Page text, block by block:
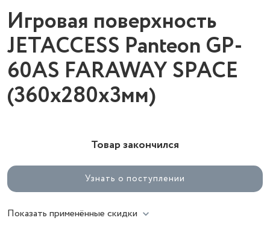
Игровая поверхность
JETACCESS Panteon GP-
60AS FARAWAY SPACE
(360x280x3мм)
Товар закончился
Узнать о поступлении
Показать применённые скидки